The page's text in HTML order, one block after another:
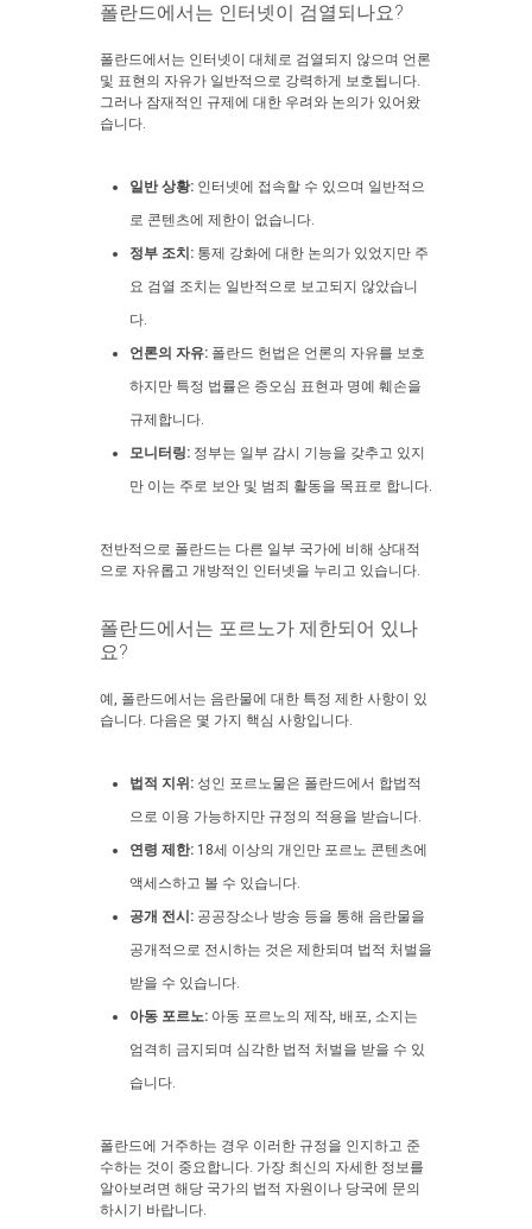
폴란드에서는 인터넷이 검열되나요?
폴란드에서는 인터넷이 대체로 검열되지 않으며 언론
및 표현의 자유가 일반적으로 강력하게 보호됩니다.
그러나 잠재적인 규제에 대한 우려와 논의가 있어왔
습니다.
일반 상황: 인터넷에 접속할 수 있으며 일반적으
로 콘텐츠에 제한이 없습니다.
정부 조치: 통제 강화에 대한 논의가 있었지만 주
요 검열 조치는 일반적으로 보고되지 않았습니
다.
언론의 자유: 폴란드 헌법은 언론의 자유를 보호
하지만 특정 법률은 증오심 표현과 명예 훼손을
규제합니다.
모니터링: 정부는 일부 감시 기능을 갖추고 있지
만 이는 주로 보안 및 범죄 활동을 목표로 합니다.
전반적으로 폴란드는 다른 일부 국가에 비해 상대적
으로 자유롭고 개방적인 인터넷을 누리고 있습니다.
폴란드에서는 포르노가 제한되어 있나
요?
예, 폴란드에서는 음란물에 대한 특정 제한 사항이 있
습니다. 다음은 몇 가지 핵심 사항입니다.
법적 지위: 성인 포르노물은 폴란드에서 합법적
으로 이용 가능하지만 규정의 적용을 받습니다.
연령 제한: 18세 이상의 개인만 포르노 콘텐츠에
액세스하고 볼 수 있습니다.
공개 전시: 공공장소나 방송 등을 통해 음란물을
공개적으로 전시하는 것은 제한되며 법적 처벌을
받을 수 있습니다.
아동 포르노: 아동 포르노의 제작, 배포, 소지는
엄격히 금지되며 심각한 법적 처벌을 받을 수 있
습니다.
폴란드에 거주하는 경우 이러한 규정을 인지하고 준
수하는 것이 중요합니다. 가장 최신의 자세한 정보를
알아보려면 해당 국가의 법적 자원이나 당국에 문의
하시기 바랍니다.